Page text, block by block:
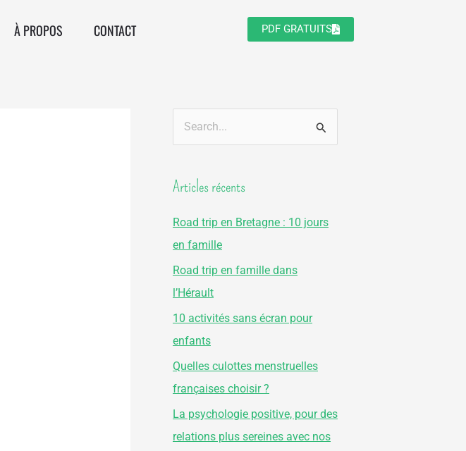
À PROPOS CONTACT PDF GRATUITS
e
r
c
h
e
Articles récents
Road trip en Bretagne : 10 jours
en famille
Road trip en famille dans
l’Hérault
10 activités sans écran pour
enfants
Quelles culottes menstruelles
françaises choisir ?
La psychologie positive, pour des
relations plus sereines avec nos